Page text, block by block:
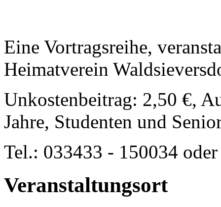
Eine Vortragsreihe,
Heimatverein
Unkostenbeitrag: 2,50 €,
Jahre, Studenten und
Tel.: 033433 - 150034
Veranstaltungsort